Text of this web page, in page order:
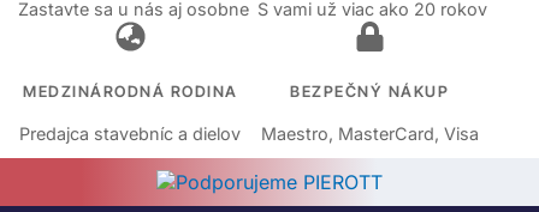
Zastavte sa u nás aj osobne S vami už viac ako 20 rokov
MEDZINÁRODNÁ RODINA
Predajca stavebníc a dielov
BEZPEČNÝ NÁKUP
Maestro, MasterCard, Visa